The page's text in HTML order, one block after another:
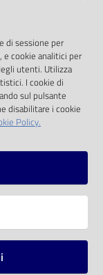
2006
di sessione per
e cookie analitici per
utenti. Utilizza
I cookie di
sul pulsante
disabilitare i cookie
Policy.